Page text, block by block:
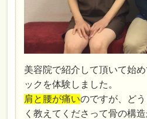
美容院で紹介して頂いて始
ックを体験しました。
肩と腰が痛いのですが、ど
く教えてくださって骨の構